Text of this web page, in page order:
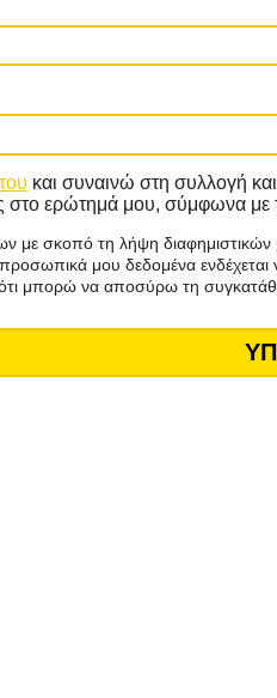
και συναινώ στη συλλογή
στο ερώτημά μου, σύμφωνα με
σκοπό τη λήψη
μου δεδομένα
μπορώ να αποσύρω τη